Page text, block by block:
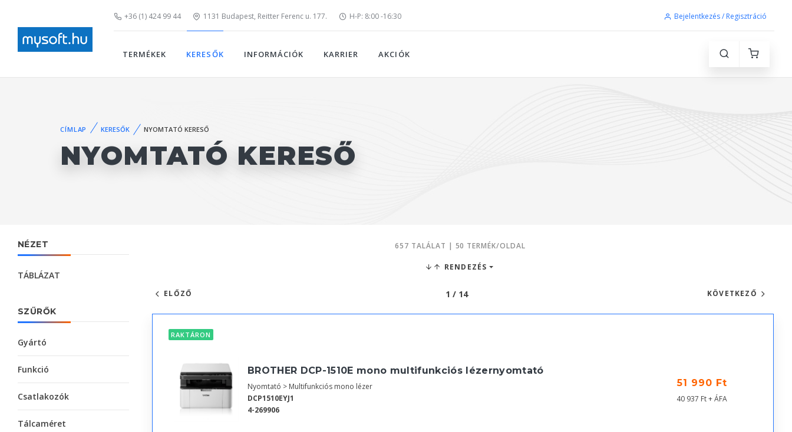
+36 (1) 424 99 44 1131 Budapest, Reitter Ferenc u. 177. H-P: 8:00 -16:30 Bejelentkezés / Regisztráció
TERMÉKEK KERESŐK INFORMÁCIÓK KARRIER AKCIÓK
CÍMLAP KERESŐK NYOMTATÓ KERESŐ
NYOMTATÓ KERESŐ
NÉZET
TÁBLÁZAT
SZŰRŐK
Gyártó
Funkció
Csatlakozók
Tálcaméret
657 TALÁLAT | 50 TERMÉK/OLDAL
RENDEZÉS
ELŐZŐ 1 / 14 KÖVETKEZŐ
RAKTÁRON
BROTHER DCP-1510E mono multifunkciós lézernyomtató
Nyomtató > Multifunkciós mono lézer
DCP1510EYJ1
4-269906
51 990 Ft
40 937 Ft + ÁFA